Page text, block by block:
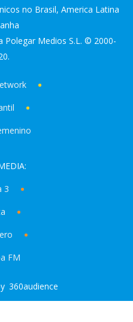
no Brasil, America Latina
Polegar Medios S.L. © 2000-
3
FM
360audience